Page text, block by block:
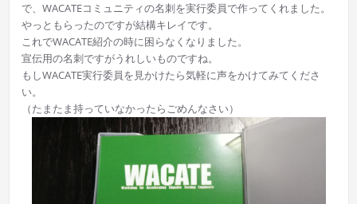
で、WACATEコミュニティの名刺を実行委員で作ってくれました。
やっともらったのですが結構キレイです。
これでWACATE紹介の時に困らなくなりました。
宣伝用の名刺ですがうれしいものですね。
もしWACATE実行委員を見かけたら気軽に声をかけてみてくださ
い。
（たまたま持っていなかったらごめんなさい）